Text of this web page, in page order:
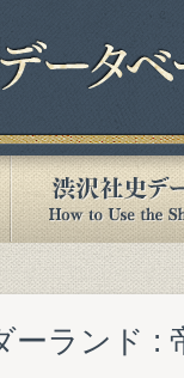
ーランド :